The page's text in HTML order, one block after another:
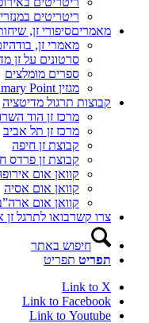
ריטריטים
מאמריםסיפורי זן,
מאמרי זן,
סרטונים על זן
ספרים מומלצים
מגזין Primary Point
קבוצות תרגול מדיטציה
מרכז זן הוד
מרכז זן תל אביב
קבוצת זן חיפה
קבוצת זן פרדס
קוואן אום
קוואן אום אסיה
קוואן אום
צרו קשרבואו לתרגל זן
חיפוש באתר
תפריט תפריט
Link to X
Link to Facebook
Link to Youtube